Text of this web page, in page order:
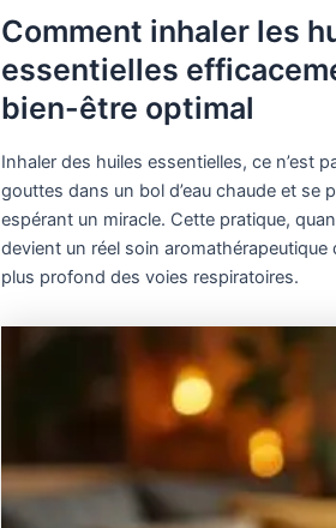
Comment inhaler les
essentielles
bien-être optimal
Inhaler des huiles essentielles, ce n’est
gouttes dans un bol d’eau chaude et se
espérant un miracle. Cette pratique,
devient un réel soin
plus profond des voies respiratoires.